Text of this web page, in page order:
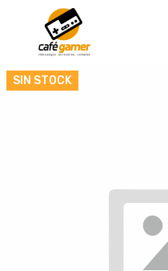
SIN STOCK